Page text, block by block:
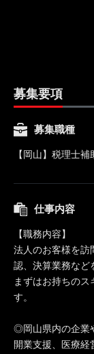
募集要項
募集職種
【岡山】税理士補
仕事内容
【職務内容】
法人のお客様を訪
認、決算業務など
まずはお持ちの
す。
◎岡山県内の企業
開業支援、医療経